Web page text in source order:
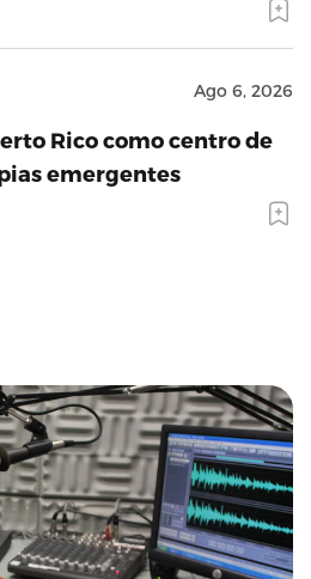
Ago 6, 2026
Rico como centro de
emergentes